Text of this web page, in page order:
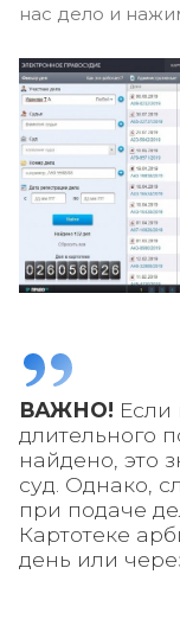
нас дело и
ВАЖНО! Если
длительного
найдено, это
суд. Однако,
при подаче
Картотеке
день или